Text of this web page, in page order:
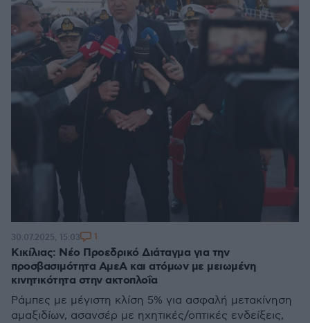
Κικίλιας: Νέο Προεδρικό Διάταγμα για την
προσβασιμότητα ΑμεΑ και ατόμων με μειωμένη
κινητικότητα στην ακτοπλοΐα
Ράμπες με μέγιστη κλίση 5% για ασφαλή μετακίνηση
αμαξιδίων, ασανσέρ με ηχητικές/οπτικές ενδείξεις,
30.07.2025, 15:03 1